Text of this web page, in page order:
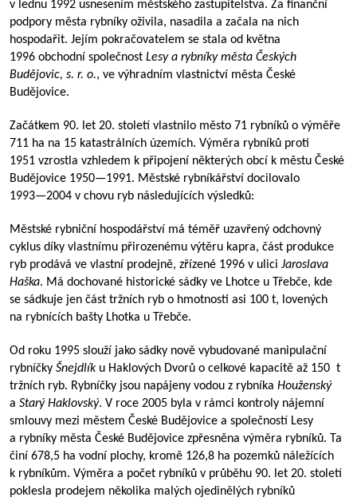
v lednu 1992 usnesením městského zastupitelstva. Za finanční
podpory města rybníky oživila, nasadila a začala na nich
hospodařit. Jejím pokračovatelem se stala od května
1996 obchodní společnost Lesy a rybníky města Českých
Budějovic, s. r. o., ve výhradním vlastnictví města České
Budějovice.
Začátkem 90. let 20. století vlastnilo město 71 rybníků o výměře
711 ha na 15 katastrálních územích. Výměra rybníků proti
1951 vzrostla vzhledem k připojení některých obcí k městu České
Budějovice 1950—1991. Městské rybníkářství docilovalo
1993—2004 v chovu ryb následujících výsledků:
Městské rybniční hospodářství má téměř uzavřený odchovný
cyklus díky vlastnímu přirozenému výtěru kapra, část produkce
ryb prodává ve vlastní prodejně, zřízené 1996 v ulici Jaroslava
Haška. Má dochované historické sádky ve Lhotce u Třebče, kde
se sádkuje jen část tržních ryb o hmotnosti asi 100 t, lovených
na rybnících bašty Lhotka u Třebče.
Od roku 1995 slouží jako sádky nově vybudované manipulační
rybníčky Šnejdlík u Haklových Dvorů o celkové kapacitě až 150 t
tržních ryb. Rybníčky jsou napájeny vodou z rybníka Houženský
a Starý Haklovský. V roce 2005 byla v rámci kontroly nájemní
smlouvy mezi městem České Budějovice a společností Lesy
a rybníky města České Budějovice zpřesněna výměra rybníků. Ta
činí 678,5 ha vodní plochy, kromě 126,8 ha pozemků náležících
k rybníkům. Výměra a počet rybníků v průběhu 90. let 20. století
poklesla prodejem několika malých ojedinělých rybníků